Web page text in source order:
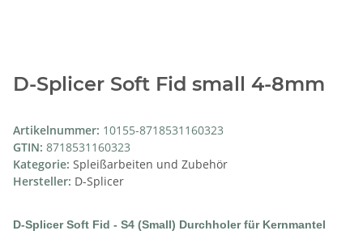
D-Splicer Soft Fid small 4-8mm
Artikelnummer: 10155-8718531160323
GTIN: 8718531160323
Kategorie: Spleißarbeiten und Zubehör
Hersteller: D-Splicer
D-Splicer Soft Fid - S4 (Small) Durchholer für Kernmantel